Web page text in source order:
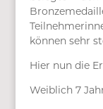
können sehr
Hier nun die
Weiblich 7